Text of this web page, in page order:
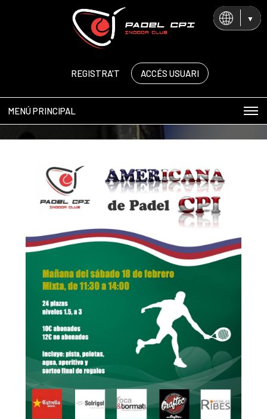
CA
REGISTRA'T ACCÉS USUARI
MENÚ PRINCIPAL